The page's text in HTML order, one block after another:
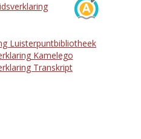
Luisterpuntbibliotheek
Kamelego
Transkript